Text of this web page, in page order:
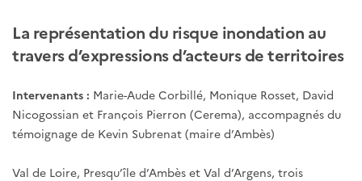
La représentation du risque inondation au
travers d’expressions d’acteurs de territoires
Intervenants : Marie-Aude Corbillé, Monique Rosset, David
Nicogossian et François Pierron (Cerema), accompagnés du
témoignage de Kevin Subrenat (maire d’Ambès)
Val de Loire, Presqu’île d’Ambès et Val d’Argens, trois